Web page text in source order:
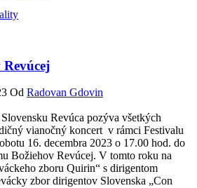
Od Radovan Gdovin
Revúca pozýva všetkých
vianočný koncert v rámci Festivalu
16. decembra 2023 o 17.00 hod. do
Božiehov Revúcej. V tomto roku na
zboru Quirin“ s dirigentom
zbor dirigentov Slovenska „Con